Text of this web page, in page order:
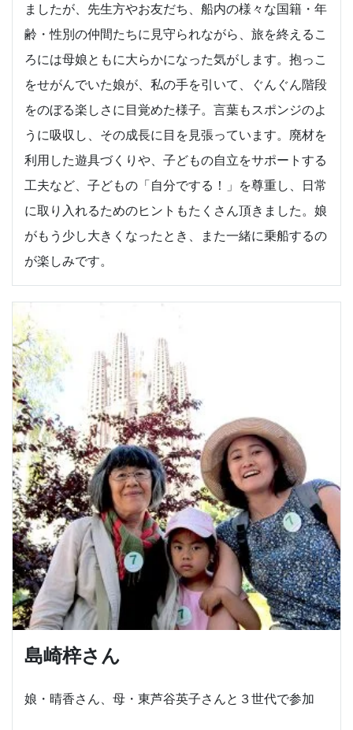
ましたが、先生方やお友だち、船内の様々な国籍・年
齢・性別の仲間たちに見守られながら、旅を終えるこ
ろには母娘ともに大らかになった気がします。抱っこ
をせがんでいた娘が、私の手を引いて、ぐんぐん階段
をのぼる楽しさに目覚めた様子。言葉もスポンジのよ
うに吸収し、その成長に目を見張っています。廃材を
利用した遊具づくりや、子どもの自立をサポートする
工夫など、子どもの「自分でする！」を尊重し、日常
に取り入れるためのヒントもたくさん頂きました。娘
がもう少し大きくなったとき、また一緒に乗船するの
が楽しみです。
島崎梓さん
娘・晴香さん、母・東芦谷英子さんと３世代で参加